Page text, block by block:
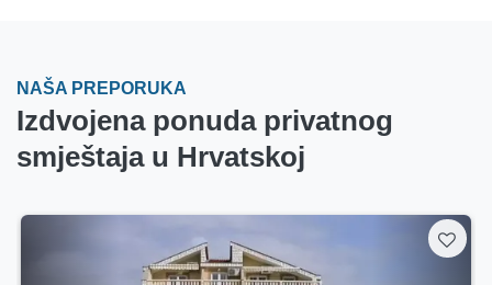
NAŠA PREPORUKA
Izdvojena ponuda privatnog
smještaja u Hrvatskoj